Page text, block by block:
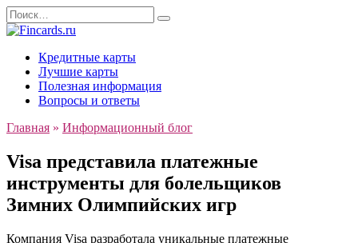
Перейти
к
Search
for:
Кредитные карты
Лучшие карты
Полезная информация
Вопросы и ответы
Главная » Информационный блог
Visa представила платежные
инструменты для болельщиков
Зимних Олимпийских игр
Компания Visa разработала уникальные платежные